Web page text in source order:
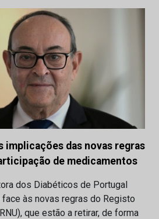
implicações das novas regras
de medicamentos
dos Diabéticos de Portugal
às novas regras do Registo
que estão a retirar, de forma